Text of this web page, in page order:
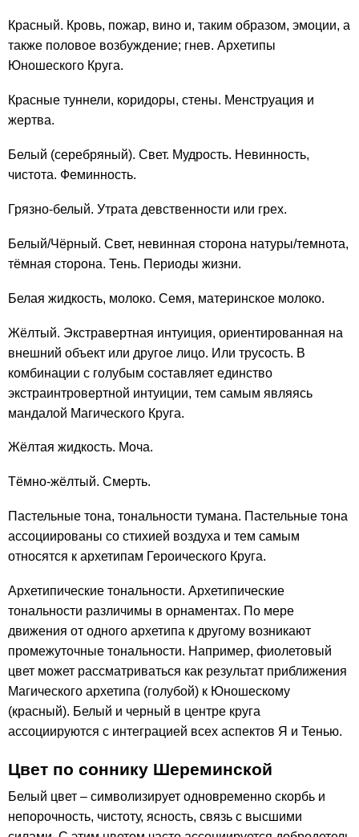
Красный. Кровь, пожар, вино и, таким образом, эмоции, а
также половое возбуждение; гнев. Архетипы
Юношеского Круга.
Красные туннели, коридоры, стены. Менструация и
жертва.
Белый (серебряный). Свет. Мудрость. Невинность,
чистота. Феминность.
Грязно-белый. Утрата девственности или грех.
Белый/Чёрный. Свет, невинная сторона натуры/темнота,
тёмная сторона. Тень. Периоды жизни.
Белая жидкость, молоко. Семя, материнское молоко.
Жёлтый. Экстравертная интуиция, ориентированная на
внешний объект или другое лицо. Или трусость. В
комбинации с голубым составляет единство
экстраинтровертной интуиции, тем самым являясь
мандалой Магического Круга.
Жёлтая жидкость. Моча.
Тёмно-жёлтый. Смерть.
Пастельные тона, тональности тумана. Пастельные тона
ассоциированы со стихией воздуха и тем самым
относятся к архетипам Героического Круга.
Архетипические тональности. Архетипические
тональности различимы в орнаментах. По мере
движения от одного архетипа к другому возникают
промежуточные тональности. Например, фиолетовый
цвет может рассматриваться как результат приближения
Магического архетипа (голубой) к Юношескому
(красный). Белый и черный в центре круга
ассоциируются с интеграцией всех аспектов Я и Тенью.
Цвет по соннику Шереминской
Белый цвет – символизирует одновременно скорбь и
непорочность, чистоту, ясность, связь с высшими